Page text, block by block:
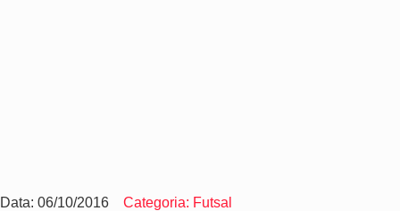
Data: 06/10/2016 Categoria: Futsal